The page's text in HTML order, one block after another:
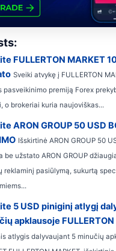
FULLERTON MARKET
Sveiki atvykę į FULLERTON
pasveikinimo premiją Forex
o brokeriai kuria naujoviškas...
ARON GROUP 50 USD
Išskirtinė ARON GROUP 50
be užstato ARON GROUP
reklaminį pasiūlymą, sukurtą
5 USD piniginį atlygį
apklausoje FULLERTON
atlygis dalyvaujant 5 minučių